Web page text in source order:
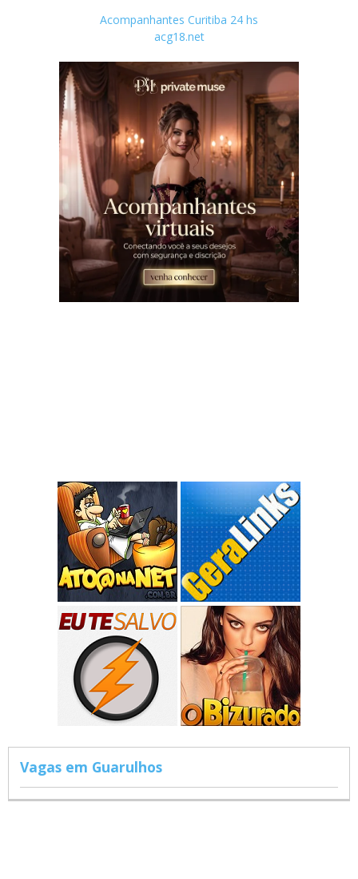
Acompanhantes Curitiba 24 hs
acg18.net
Vagas em Guarulhos